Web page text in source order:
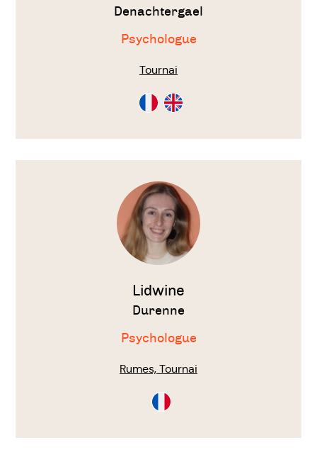
Denachtergael
Psychologue
Tournai
Consultation
en
Consultation
en
Voir
Lidwine
Durenne
Psychologue
Rumes, Tournai
Consultation
en